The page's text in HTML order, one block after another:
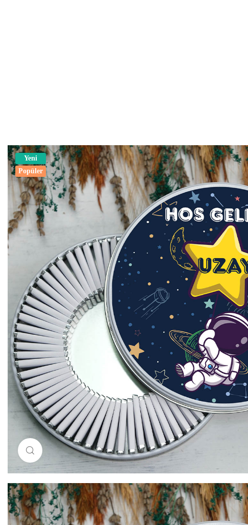
Yeni
Popüler
Resimi büyütmek için tıklayın